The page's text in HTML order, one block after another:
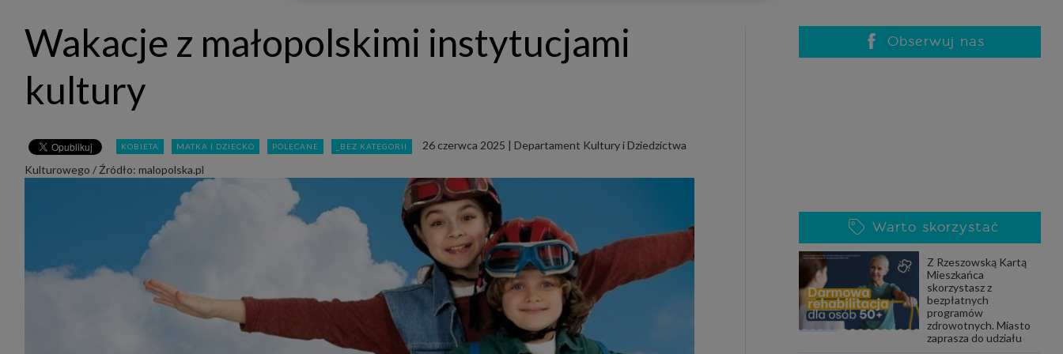
takie nie wymaga dodatkowej zgody z Twojej strony, ale możesz mu się w każdej chwili sprzeciwić. O ile nie
zdecydujesz inaczej, dokonując stosownych zmian ustawień w Twojej przeglądarce, podmioty z Grupy SAGIER
będą również instalować na Twoich urządzeniach pliki cookies i podobne oraz odczytywać informacje z takich
plików. Bliższe informacje o cookies znajdziesz w akapicie „Cookies” pod koniec tej informacji.
PODMIIOTY ZALEŻNE:
http://poradnikbudowlany.eu/
https://modnieizdrowo.pl/
http://www.sagier.pl/
Jeżeli wyrazisz zgodę, o którą wyżej prosimy, administratorami Twoich danych osobowych będą także nasi
Zaufani Partnerzy. Listę Zaufanych Partnerów możesz sprawdzić w każdym momencie na stronie naszej
i tam też zmodyfikować lub cofnąć swoje zgody.
Podstawa i cel przetwarzania
Twoje dane przetwarzamy w następujących celach:
1. Jeśli zawieramy z Tobą umowę o realizację danej usługi (np. usługi zapewniającej Ci możliwość zapoznania się
z jednym z naszych serwisów w oparciu o treść regulaminu tego serwisu), to możemy przetwarzać Twoje dane w
Wakacje z małopolskimi instytucjami
kultury
KOBIETA MATKA I DZIECKO POLECANE _BEZ KATEGORII 26 czerwca 2025 | Departament Kultury i Dziedzictwa
Kulturowego / Źródło: malopolska.pl
Obserwuj nas
Warto skorzystać
Z Rzeszowską Kartą
Mieszkańca
skorzystasz z
bezpłatnych
programów
zdrowotnych. Miasto
zaprasza do udziału